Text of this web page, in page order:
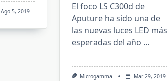
Ago 5, 2019
El foco LS C300d de
Aputure ha sido una de
las nuevas luces LED más
esperadas del año ...
Microgamma Mar 29, 2019